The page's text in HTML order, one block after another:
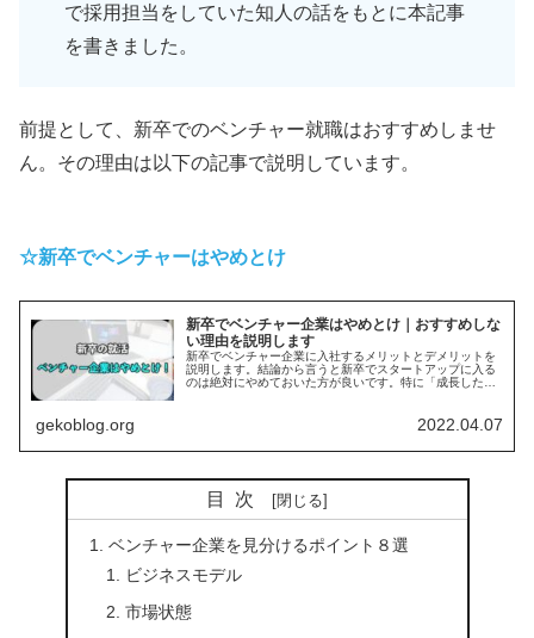
で採用担当をしていた知人の話をもとに本記事
を書きました。
前提として、新卒でのベンチャー就職はおすすめしませ
ん。その理由は以下の記事で説明しています。
☆新卒でベンチャーはやめとけ
新卒でベンチャー企業はやめとけ｜おすすめしな
い理由を説明します
新卒でベンチャー企業に入社するメリットとデメリットを
説明します。結論から言うと新卒でスタートアップに入る
のは絶対にやめておいた方が良いです。特に「成長した
gekoblog.org 2022.04.07
目次
ベンチャー企業を見分けるポイント８選
ビジネスモデル
市場状態